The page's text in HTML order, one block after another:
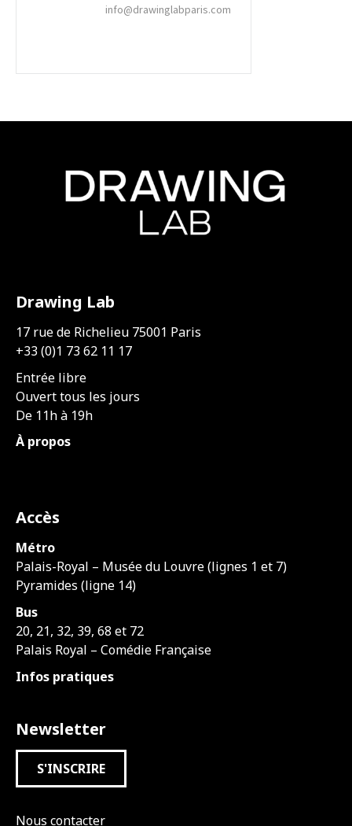
info@drawinglabparis.com
Drawing Lab
17 rue de Richelieu 75001 Paris
+33 (0)1 73 62 11 17
Entrée libre
Ouvert tous les jours
De 11h à 19h
À propos
Accès
Métro
Palais-Royal – Musée du Louvre (lignes 1 et 7)
Pyramides (ligne 14)
Bus
20, 21, 32, 39, 68 et 72
Palais Royal – Comédie Française
Infos pratiques
Newsletter
S'INSCRIRE
Nous contacter